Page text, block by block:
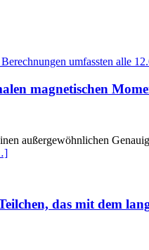
magnetischen
außergewöhnlichen
das mit dem